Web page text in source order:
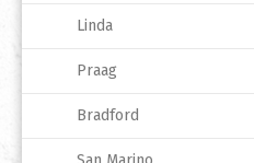
Linda
Praag
Bradford